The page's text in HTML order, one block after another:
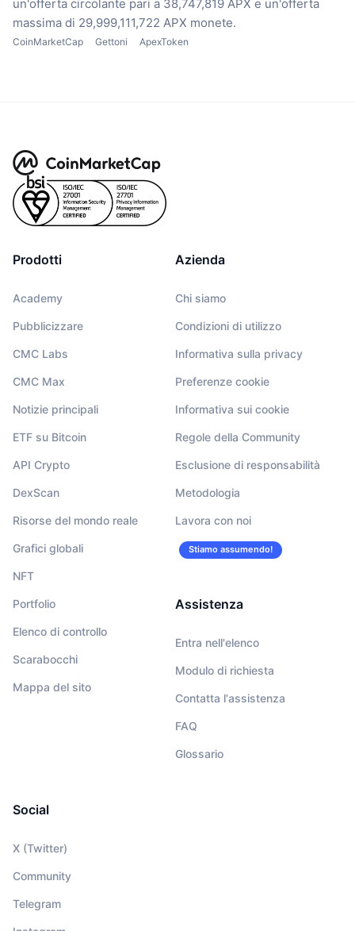
un'offerta circolante pari a 38,747,819 APX e un'offerta
massima di 29,999,111,722 APX monete.
CoinMarketCap Gettoni ApexToken
Prodotti
Academy
Pubblicizzare
CMC Labs
CMC Max
Notizie principali
ETF su Bitcoin
API Crypto
DexScan
Risorse del mondo reale
Grafici globali
NFT
Portfolio
Elenco di controllo
Scarabocchi
Mappa del sito
Azienda
Chi siamo
Condizioni di utilizzo
Informativa sulla privacy
Preferenze cookie
Informativa sui cookie
Regole della Community
Esclusione di responsabilità
Metodologia
Lavora con noi
Stiamo assumendo!
Assistenza
Entra nell'elenco
Modulo di richiesta
Contatta l'assistenza
FAQ
Glossario
Social
X (Twitter)
Community
Telegram